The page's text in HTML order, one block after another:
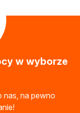
w wyborze
nas, na pewno